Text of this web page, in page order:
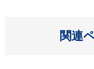
関連